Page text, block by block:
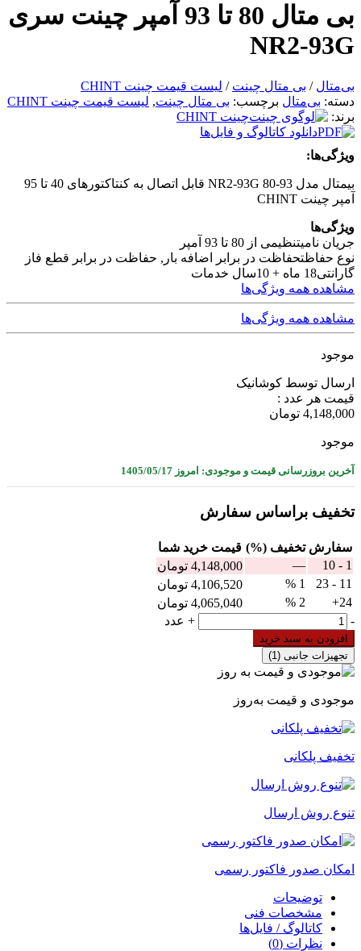
بی متال 80 تا 93 آمپر چینت سری
NR2-93G
بی‌متال / بی متال چینت / لیست قیمت چینت CHINT
دسته: بی‌متال برچسب: بی متال چینت, لیست قیمت چینت CHINT
برند:
چینت CHINT
دانلود کاتالوگ و فایل‌ها
ویژگی‌ها:
بیمتال مدل NR2-93G 80-93 قابل اتصال به کنتاکتورهای 40 تا 95
آمپر چینت CHINT
ویژگی‌ها
جریان نامیتنظیمی از 80 تا 93 آمپر
نوع حفاظتحفاظت در برابر اضافه بار, حفاظت در برابر قطع فاز
گارانتی18 ماه + 10سال خدمات
مشاهده همه ویژگی‌ها
مشاهده همه ویژگی‌ها
موجود
ارسال توسط کوشانیک
قیمت هر عدد :
4,148,000 تومان
موجود
آخرین بروزرسانی قیمت و موجودی: امروز 1405/05/17
تخفیف براساس سفارش
سفارش تخفیف (%) قيمت خرید شما
1 - 10
—
4,148,000 تومان
11 - 23
1 %
4,106,520 تومان
24+
2 %
4,065,040 تومان
بی
متال
80
تا
93
چینت
سری
93G
-
+ عدد
افزودن به سبد خرید
تجهیزات جانبی (1)
موجودی و قیمت به‌روز
تخفیف پلکانی
تنوع روش ارسال
امکان صدور فاکتور رسمی
توضیحات
مشخصات فنی
کاتالوگ / فایل‌ها
نظرات (0)